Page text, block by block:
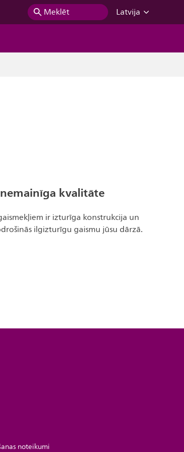
Meklēt
Latvija
kvalitāte
ir izturīga konstrukcija un
ilgizturīgu gaismu jūsu dārzā.
noteikumi